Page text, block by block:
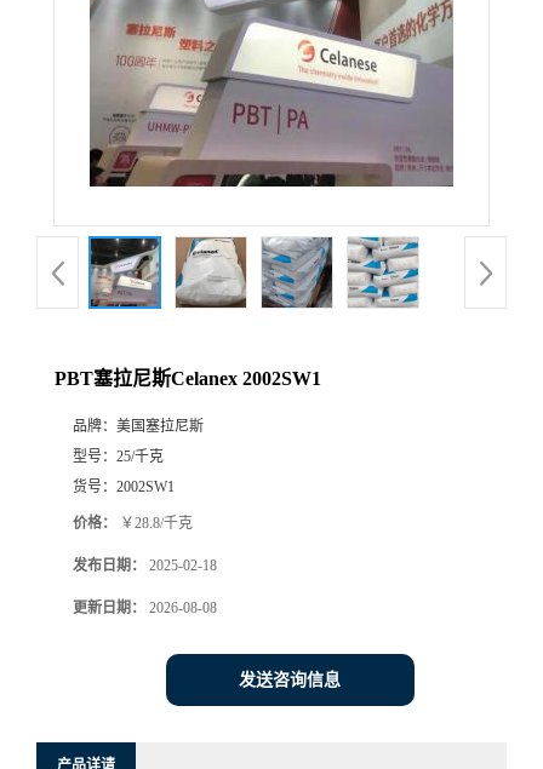
PBT塞拉尼斯Celanex 2002SW1
品牌： 美国塞拉尼斯
型号： 25/千克
货号： 2002SW1
价格： ￥28.8/千克
发布日期： 2025-02-18
更新日期： 2026-08-08
发送咨询信息